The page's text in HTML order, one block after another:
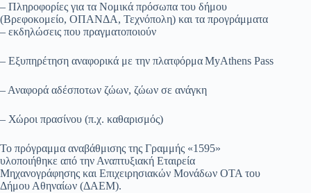
– Πληροφορίες για τα Νομικά πρόσωπα του δήμου
(Βρεφοκομείο, ΟΠΑΝΔΑ, Τεχνόπολη) και τα προγράμματα
– εκδηλώσεις που πραγματοποιούν
– Εξυπηρέτηση αναφορικά με την πλατφόρμα MyAthens Pass
– Αναφορά αδέσποτων ζώων, ζώων σε ανάγκη
– Χώροι πρασίνου (π.χ. καθαρισμός)
Το πρόγραμμα αναβάθμισης της Γραμμής «1595»
υλοποιήθηκε από την Αναπτυξιακή Εταιρεία
Μηχανογράφησης και Επιχειρησιακών Μονάδων ΟΤΑ του
Δήμου Αθηναίων (ΔΑΕΜ).